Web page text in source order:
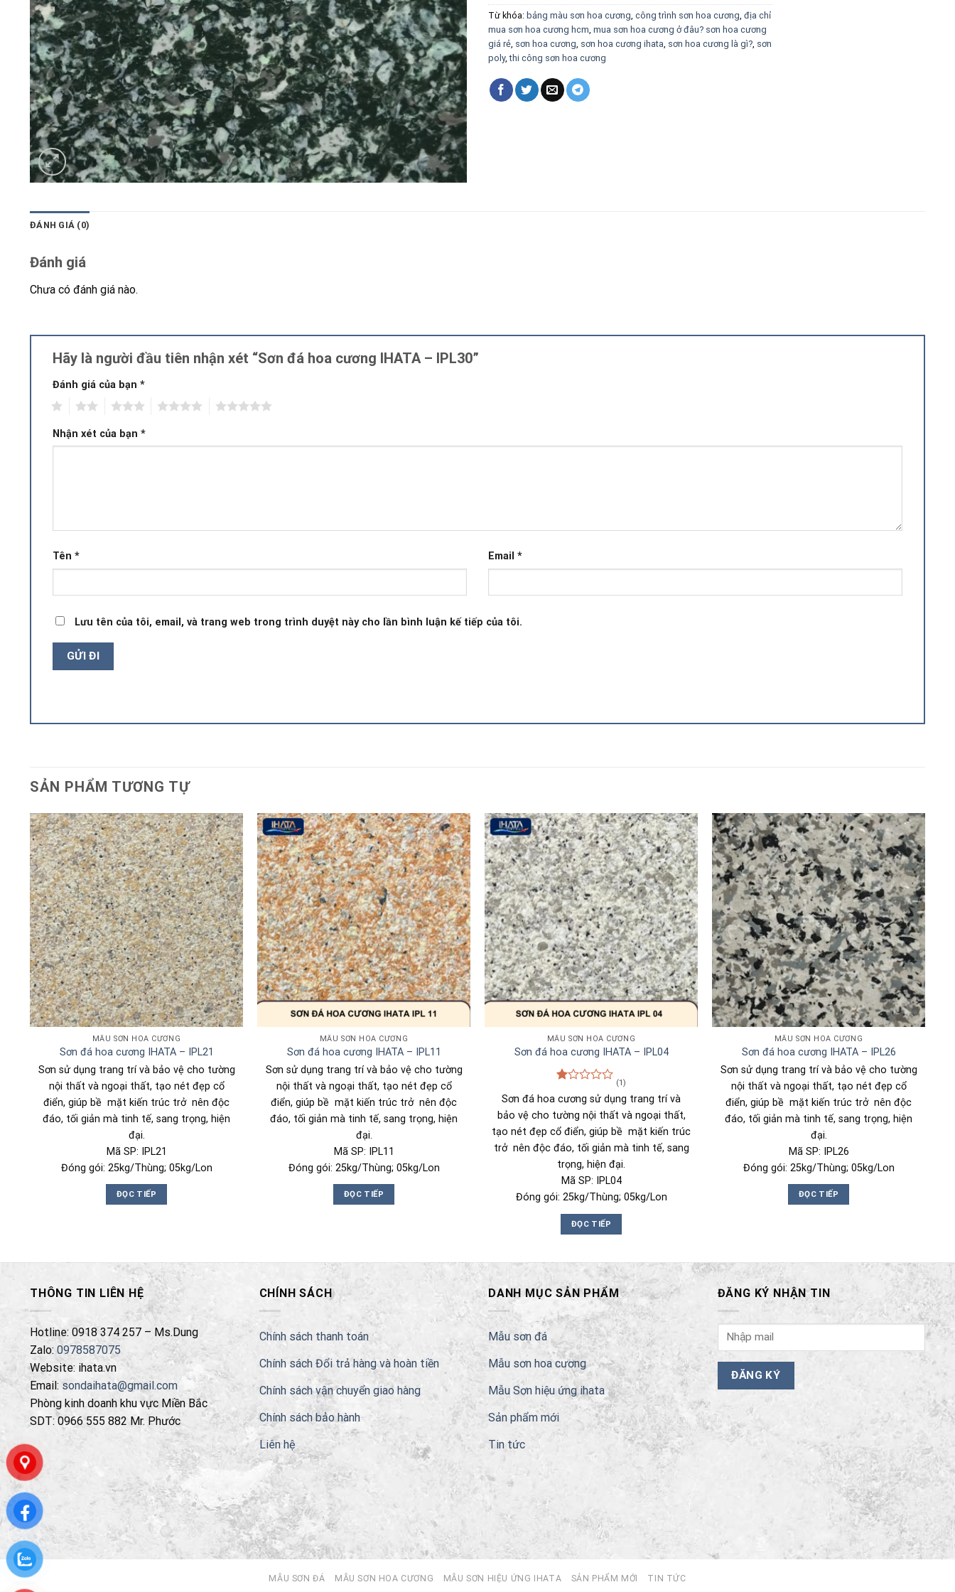
Từ khóa: bảng màu sơn hoa cương công trình sơn hoa cương địa chỉ
mua sơn hoa cương hcm mua sơn hoa cương ở đâu? sơn hoa cương
giá rẻ sơn hoa cương sơn hoa cương ihata sơn hoa cương là gì? sơn
poly,thi công sơn hoa cương
ĐÁNH GIÁ (0)
Đánh giá
Chưa có đánh giá nào.
Hãy là người đầu tiên nhận xét “Sơn đá hoa cương IHATA – IPL30”
Đánh giá của bạn *
Nhận xét của bạn *
Tên * Email *
Lưu tên của tôi, email, và trang web trong trình duyệt này cho lần bình luận kế tiếp của tôi.
SẢN PHẨM TƯƠNG TỰ
MẪU SƠN HOA CƯƠNG
Sơn đá hoa cương IHATA – IPL21
Sơn sử dụng trang trí và bảo vệ cho tường
nội thất và ngoại thất, tạo nét đẹp cổ
điển, giúp bề mặt kiến trúc trở nên độc
đáo, tối giản mà tinh tế, sang trọng, hiện
đại.
Mã SP: IPL21
Đóng gói: 25kg/Thùng; 05kg/Lon
ĐỌC TIẾP
MẪU SƠN HOA CƯƠNG
Sơn đá hoa cương IHATA – IPL11
Sơn sử dụng trang trí và bảo vệ cho tường
nội thất và ngoại thất, tạo nét đẹp cổ
điển, giúp bề mặt kiến trúc trở nên độc
đáo, tối giản mà tinh tế, sang trọng, hiện
đại.
Mã SP: IPL11
Đóng gói: 25kg/Thùng; 05kg/Lon
ĐỌC TIẾP
MẪU SƠN HOA CƯƠNG
Sơn đá hoa cương IHATA – IPL04
xếp
hạng
1.00
5
sao
(1)
Sơn đá hoa cương sử dụng trang trí và
bảo vệ cho tường nội thất và ngoại thất,
tạo nét đẹp cổ điển, giúp bề mặt kiến trúc
trở nên độc đáo, tối giản mà tinh tế, sang
trọng, hiện đại.
Mã SP: IPL04
Đóng gói: 25kg/Thùng; 05kg/Lon
ĐỌC TIẾP
MẪU SƠN HOA CƯƠNG
Sơn đá hoa cương IHATA – IPL26
Sơn sử dụng trang trí và bảo vệ cho tường
nội thất và ngoại thất, tạo nét đẹp cổ
điển, giúp bề mặt kiến trúc trở nên độc
đáo, tối giản mà tinh tế, sang trọng, hiện
đại.
Mã SP: IPL26
Đóng gói: 25kg/Thùng; 05kg/Lon
ĐỌC TIẾP
THÔNG TIN LIÊN HỆ
Hotline: 0918 374 257 – Ms.Dung
Zalo:0978587075
Website: ihata.vn
Email: sondaihata@gmail.com
Phòng kinh doanh khu vực Miền Bắc
SDT: 0966 555 882 Mr. Phước
CHÍNH SÁCH
Chính sách thanh toán
Chính sách Đổi trả hàng và hoàn tiền
Chính sách vận chuyển giao hàng
Chính sách bảo hành
Liên hệ
DANH MỤC SẢN PHẨM
Mẫu sơn đá
Mẫu sơn hoa cương
Mẫu Sơn hiệu ứng ihata
Sản phẩm mới
Tin tức
ĐĂNG KÝ NHẬN TIN
MẪU SƠN ĐÁ MẪU SƠN HOA CƯƠNG MẪU SƠN HIỆU ỨNG IHATA SẢN PHẨM MỚI TIN TỨC